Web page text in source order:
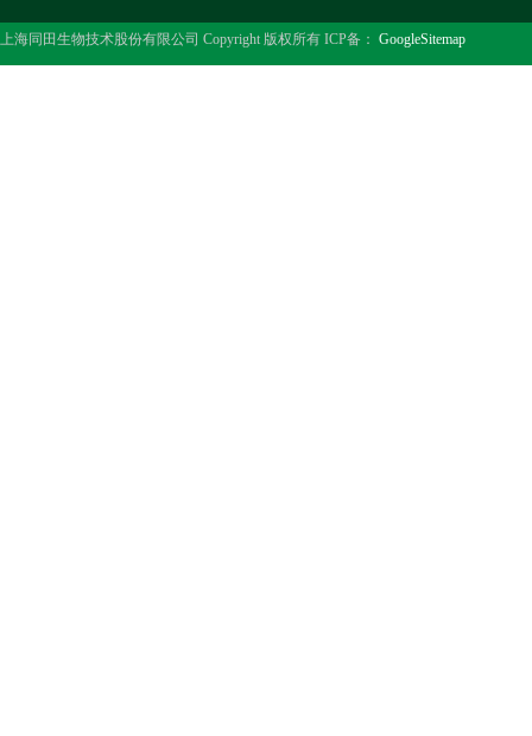
上海同田生物技术股份有限公司 Copyright 版权所有 ICP备： GoogleSitemap